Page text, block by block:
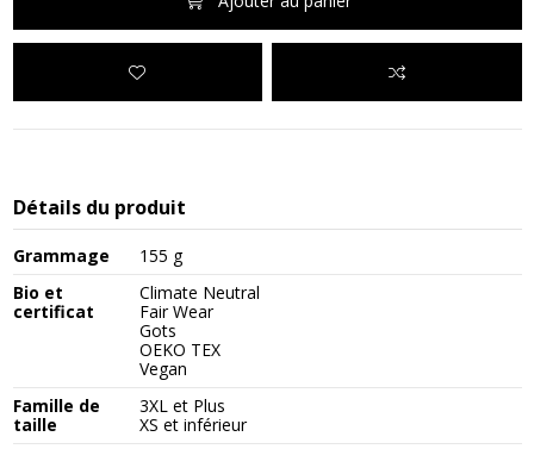
Détails du produit
Grammage
155 g
Bio et
certificat
Climate Neutral
Fair Wear
Gots
OEKO TEX
Vegan
Famille de
taille
3XL et Plus
XS et inférieur